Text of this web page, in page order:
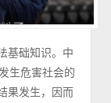
基础知识。中
生危害社会的
果发生，因而